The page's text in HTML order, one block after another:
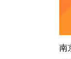
南